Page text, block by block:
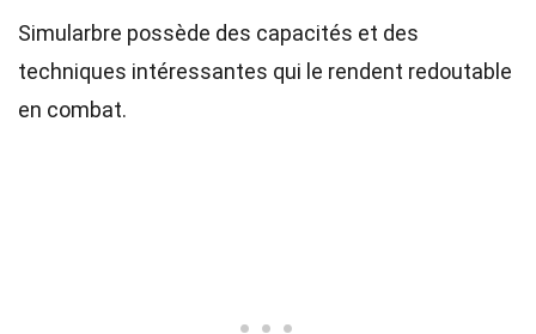
Simularbre possède des capacités et des
techniques intéressantes qui le rendent redoutable
en combat.